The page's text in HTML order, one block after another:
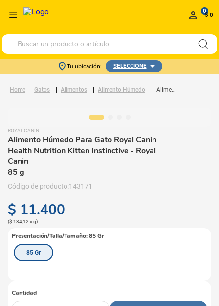
0$ 0
Buscar un producto o artículo
Tu ubicación: SELECCIONE
Gatos Alimentos Alimento Húmedo Alimento Húmedo Para Gato Royal Canin Health Nutrition Kitten Instinctive
ROYAL CANIN
Alimento Húmedo Para Gato Royal Canin
Health Nutrition Kitten Instinctive - Royal
Canin
85 g
143171
$ 11.400
($ 134,12 xg)
Presentación/Talla/Tamaño:85 Gr
85 Gr
Cantidad